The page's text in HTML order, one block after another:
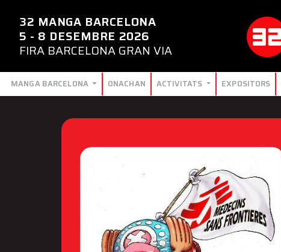
32 MANGA BARCELONA
5 - 8 DESEMBRE 2026
FIRA BARCELONA GRAN VIA
MANGA BARCELONA ONACHAN ACTIVITATS EXPOSITORS